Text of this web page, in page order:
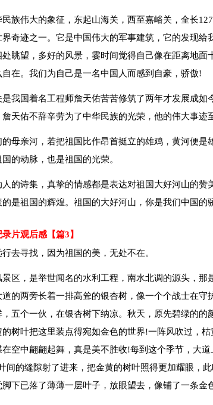
族伟大的象征，东起山海关，西至嘉峪关，全长
奇迹之一。它是中国伟大的军事建筑，它的发现给
眺望，多好的风景，霎时间觉得自己像在距离地面
在。我们为自己是一名中国人而感到自豪，骄傲!
是我国着名工程师詹天佑苦苦修筑了两年才发展成如
天佑不辞辛劳为了中华民族的光荣，他的伟大事迹
母亲河，若把祖国比作昂首挺立的雄鸡，黄河便是
的动脉，也是祖国的光荣。
的诗集，真挚的情感都是表达对祖国大好河山的赞
是祖国的辉煌。祖国的大好河山，你是我们中国的
片观后感【篇3】
去寻找，因为祖国的美，无处不在。
区，是举世闻名的水利工程，南水北调的源头，那
的两旁长着一排高耸的银杏树，像一个个战士在守
五个一伙，在银杏树下纳凉。秋天，原先碧绿的的
树叶把这里装点得宛如金色的世界!一阵风吹过，
空中翩翩起舞，真是美不胜收!每到这个季节，大
间的缝隙射了进来，把金黄的树叶照得更加耀眼，
下已落了薄薄一层叶子，放眼望去，像铺了一条金